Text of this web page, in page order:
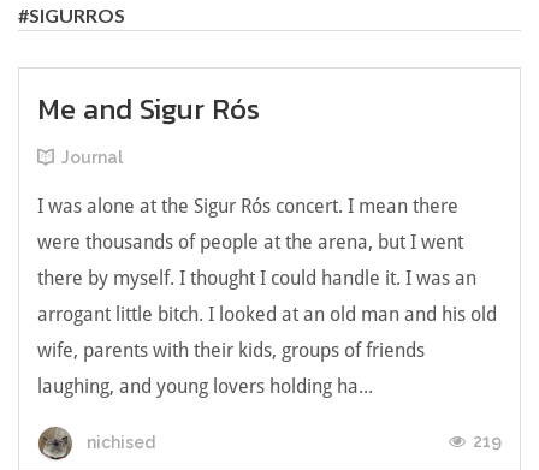
#SIGURROS
Me and Sigur Rós
Journal
I was alone at the Sigur Rós concert. I mean there
were thousands of people at the arena, but I went
there by myself. I thought I could handle it. I was an
arrogant little bitch. I looked at an old man and his old
wife, parents with their kids, groups of friends
laughing, and young lovers holding ha...
nichised 219